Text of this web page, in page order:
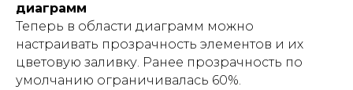
диаграмм
Теперь в области диаграмм можно
настраивать прозрачность элементов и их
цветовую заливку. Ранее прозрачность по
умолчанию ограничивалась 60%.